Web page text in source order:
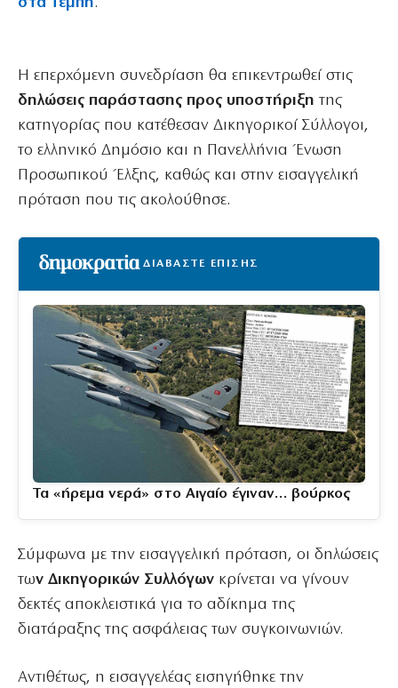
Η επερχόμενη συνεδρίαση θα επικεντρωθεί στις
δηλώσεις παράστασης προς υποστήριξη της
κατηγορίας που κατέθεσαν Δικηγορικοί Σύλλογοι,
το ελληνικό Δημόσιο και η Πανελλήνια Ένωση
Προσωπικού Έλξης, καθώς και στην εισαγγελική
πρόταση που τις ακολούθησε.
ΔΙΑΒΑΣΤΕ ΕΠΙΣΗΣ
Τα «ήρεμα νερά» στο Αιγαίο έγιναν… βούρκος
Σύμφωνα με την εισαγγελική πρόταση, οι δηλώσεις
των Δικηγορικών Συλλόγων κρίνεται να γίνουν
δεκτές αποκλειστικά για το αδίκημα της
διατάραξης της ασφάλειας των συγκοινωνιών.
Αντιθέτως, η εισαγγελέας εισηγήθηκε την